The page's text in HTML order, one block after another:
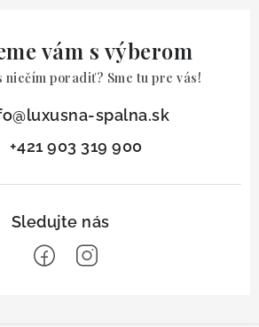
vám s výberom
niečím poradiť? Sme tu pre vás!
@luxusna-spalna.sk
+421 903 319 900